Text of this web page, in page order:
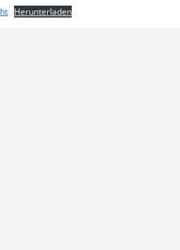
Herunterladen